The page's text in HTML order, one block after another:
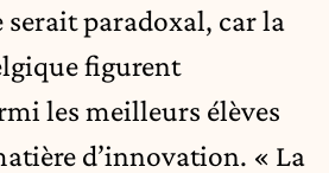
paradoxal, car la
figurent
les meilleurs élèves
d’innovation. « La